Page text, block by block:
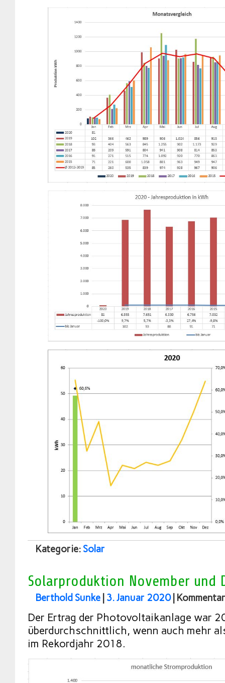
Kategorie: Solar
Solarproduktion November und
Berthold Sunke 3. Januar 2020|
Der Ertrag der Photovoltaikanlage war
überdurchschnittlich, wenn auch mehr
im Rekordjahr 2018.